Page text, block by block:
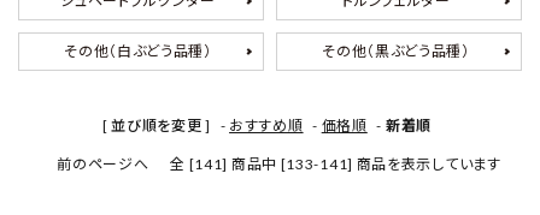
その他（白ぶどう品種） その他（黒ぶどう品種）
[ 並び順を変更 ] - おすすめ順 - 価格順 - 新着順
前のページへ 全 [141] 商品中 [133-141] 商品を表示しています